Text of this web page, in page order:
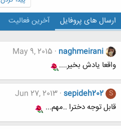
ارسال های پروفایل آخرین فعالیت
naghmeirani
May 9, 2015
واقعا یادش بخیر....
S
sepideh202
Jun 27, 2013
قابل توجه دخترا ..مهم...